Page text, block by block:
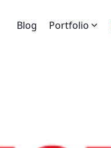
Blog Portfolio